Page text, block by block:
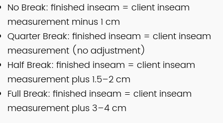
No Break: finished inseam = client inseam
measurement minus 1 cm
Quarter Break: finished inseam = client inseam
measurement (no adjustment)
Half Break: finished inseam = client inseam
measurement plus 1.5–2 cm
Full Break: finished inseam = client inseam
measurement plus 3–4 cm